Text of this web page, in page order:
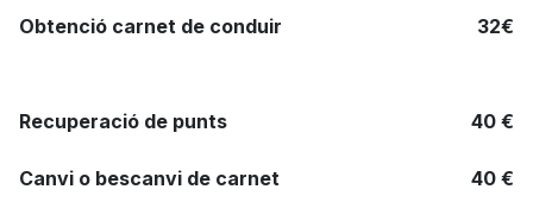
Obtenció carnet de conduir 32€
Recuperació de punts 40 €
Canvi o bescanvi de carnet 40 €